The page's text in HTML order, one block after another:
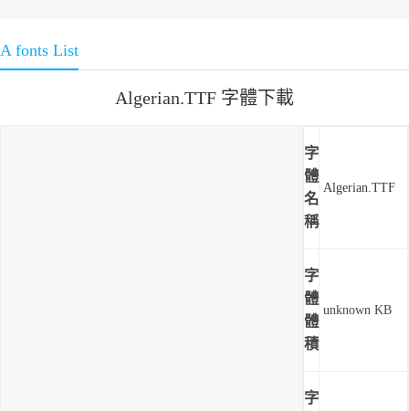
A fonts List
Algerian.TTF 字體下載
字
體
名
稱
Algerian.TTF
字
體
體
積
unknown KB
字